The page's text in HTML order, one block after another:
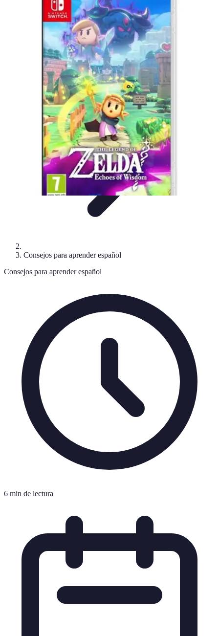
Cursos en Español
Consejos de AprendizajeConsejos para Elegir
ComparativaCursos IntensivosConsejos y Estrategias
Cursos en Español
Consejos para aprender español
Consejos para aprender español
6 min de lectura